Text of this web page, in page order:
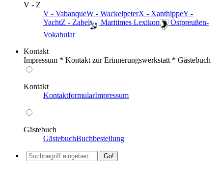
V - Z
V - VabanqueW - WackelpeterX - XanthippeY -
YachtZ - Zabel ️ Maritimes Lexikon
️ Ostpreußen-
Vokabular
Kontakt
Impressum * Kontakt zur Erinnerungswerkstatt * Gästebuch
Kontakt
KontaktformularImpressum
Gästebuch
GästebuchBuchbestellung